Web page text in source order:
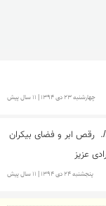
چهارشنبه 23 دی 1394 | 11 سال پیش
عزیز
پنجشنبه 24 دی 1394 | 11 سال پیش